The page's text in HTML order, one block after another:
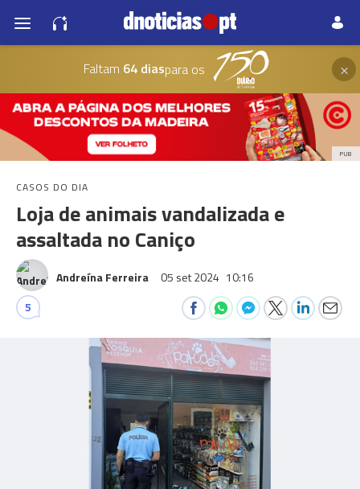
Faltam 64 diaspara os ×
PUB
CASOS DO DIA
Loja de animais vandalizada e
assaltada no Caniço
Andreína Ferreira 05 set 2024 10:16
5